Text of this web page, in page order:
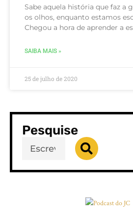
Sabe aquela história que faz a
os olhos, enquanto estamos
Chegou a hora de aprender a
SAIBA MAIS »
25 de julho de 2020
Pesquise